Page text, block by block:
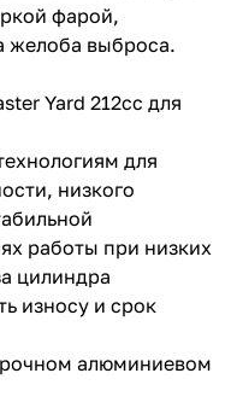
фарой,
желоба выброса.
Yard 212сс для
для
низкого
работы при низких
цилиндра
износу и срок
алюминиевом